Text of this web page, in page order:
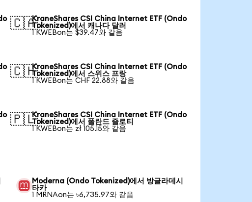
🇨🇦KraneShares CSI China Internet ETF (Ondo
Tokenized)에서 캐나다 달러
1 KWEBon는 $39.47와 같음
🇨🇭KraneShares CSI China Internet ETF (Ondo
Tokenized)에서 스위스 프랑
1 KWEBon는 CHF 22.88와 같음
🇵🇱KraneShares CSI China Internet ETF (Ondo
Tokenized)에서 폴란드 즐로티
1 KWEBon는 zł 105.15와 같음
Moderna (Ondo Tokenized)에서 방글라데시
타카
1 MRNAon는 ৳6,735.97와 같음